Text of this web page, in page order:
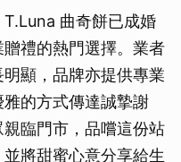
曲奇餅已成婚
禮的熱門選擇。業者
顯，品牌亦提供專業
的方式傳達誠摯謝
臨門市，品嚐這份站
並將甜蜜心意分享給生